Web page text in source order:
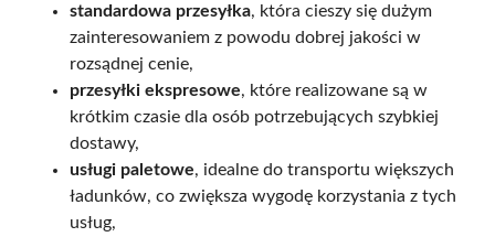
standardowa przesyłka, która cieszy się dużym
zainteresowaniem z powodu dobrej jakości w
rozsądnej cenie,
przesyłki ekspresowe, które realizowane są w
krótkim czasie dla osób potrzebujących szybkiej
dostawy,
usługi paletowe, idealne do transportu większych
ładunków, co zwiększa wygodę korzystania z tych
usług,